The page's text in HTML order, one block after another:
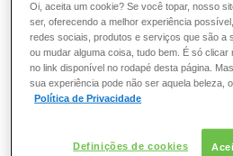
FRAGRÂNCIA
PELE
SOLAR
Muitas mulheres colorem os
seguir as instruções do folheto
de tintura.
Quando o kit é dividido, o
conquistado. Por isso, é
cálculo é simples e feito de
Oi, aceita um cookie? Se você topar, nosso
ser, oferecendo a melhor experiência
redes sociais, produtos e serviços que são a
ou mudar alguma coisa, tudo bem. É só clicar
no link disponível no rodapé desta página.
sua experiência pode não ser aquela beleza,
Política de Privacidade
Definições de cookies